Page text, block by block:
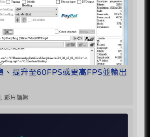
、提升至60FPS或更高FPS並輸出
影片編輯